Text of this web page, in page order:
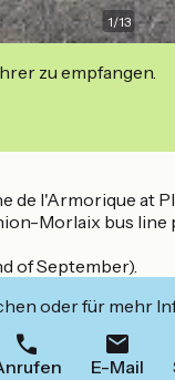
1/13
zu empfangen.
de l'Armorique
Morlaix bus line
of September).
oder für mehr
E-Mail